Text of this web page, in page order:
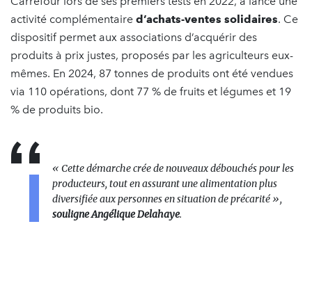
activité complémentaire d’achats-ventes solidaires. Ce
dispositif permet aux associations d’acquérir des
produits à prix justes, proposés par les agriculteurs eux-
mêmes. En 2024, 87 tonnes de produits ont été vendues
via 110 opérations, dont 77 % de fruits et légumes et 19
% de produits bio.
« Cette démarche crée de nouveaux débouchés pour les
producteurs, tout en assurant une alimentation plus
diversifiée aux personnes en situation de précarité »,
souligne Angélique Delahaye.